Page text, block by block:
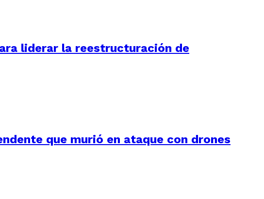
liderar la reestructuración de
que murió en ataque con drones